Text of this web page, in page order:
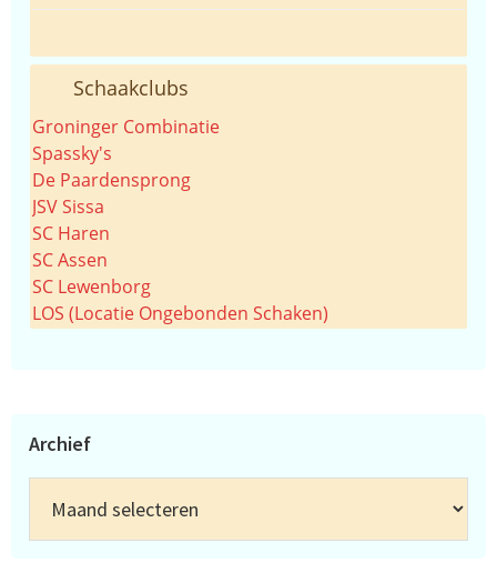
Schaakclubs
Groninger Combinatie
Spassky's
De Paardensprong
JSV Sissa
SC Haren
SC Assen
SC Lewenborg
LOS (Locatie Ongebonden Schaken)
Archief